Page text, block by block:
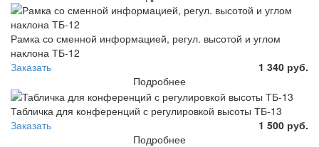
Рамка со сменной информацией, регул. высотой и углом
наклона ТБ-12
Заказать
1 340 руб.
Подробнее
Табличка для конференций с регулировкой высоты ТБ-13
Заказать
1 500 руб.
Подробнее